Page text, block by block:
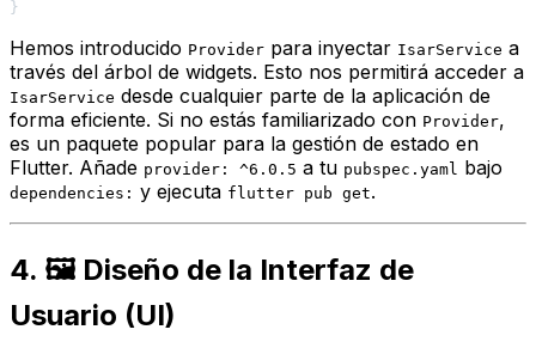
Hemos introducido Provider para inyectar IsarService a
través del árbol de widgets. Esto nos permitirá acceder a
IsarService desde cualquier parte de la aplicación de
forma eficiente. Si no estás familiarizado con Provider,
es un paquete popular para la gestión de estado en
Flutter. Añade provider: ^6.0.5 a tu pubspec.yaml bajo
dependencies: y ejecuta flutter pub get.
4. 🖼️ Diseño de la Interfaz de
Usuario (UI)